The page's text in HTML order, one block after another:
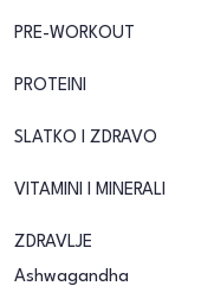
PRE-WORKOUT
PROTEINI
SLATKO I ZDRAVO
VITAMINI I MINERALI
ZDRAVLJE
Ashwagandha